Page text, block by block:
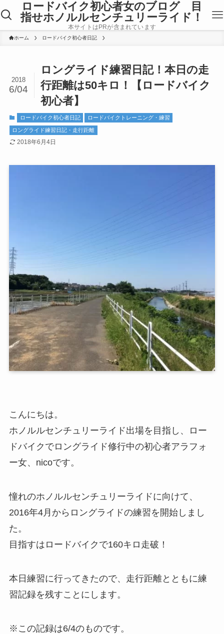
ロードバイク初心者女のブログ 目
指せホノルルセンチュリーライド！
本サイトはPRが含まれています
ホーム ロードバイク初心者日記
ロングライド練習日記！本日の走
行距離は50キロ！【ロードバイク
初心者】
2018
6/04
ロードバイク初心者日記 ロードバイクトレーニング・練習
ロングライド練習日記・走行距離
2018年6月4日
こんにちは。
ホノルルセンチュリーライド出場を目指し、ロー
ドバイクでロングライド修行中の初心者アラフォ
ー女、nicoです。
憧れのホノルルセンチュリーライドに向けて、
2016年4月からロングライドの練習を開始しまし
た。
目指すはロードバイクで160キロ走破！
本日練習に行ってきたので、走行距離とともに練
習記録を残すことにします。
※この記録は6/4のものです。